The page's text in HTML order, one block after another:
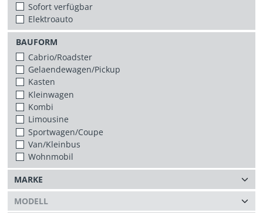
Sofort verfügbar
Elektroauto
BAUFORM
Cabrio/Roadster
Gelaendewagen/Pickup
Kasten
Kleinwagen
Kombi
Limousine
Sportwagen/Coupe
Van/Kleinbus
Wohnmobil